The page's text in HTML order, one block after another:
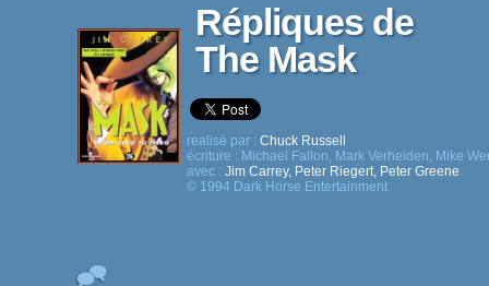
Répliques de
The Mask
realisé par : Chuck Russell
écriture : Michael Fallon, Mark Verheiden, Mike
avec : Jim Carrey, Peter Riegert, Peter Greene
© 1994 Dark Horse Entertainment